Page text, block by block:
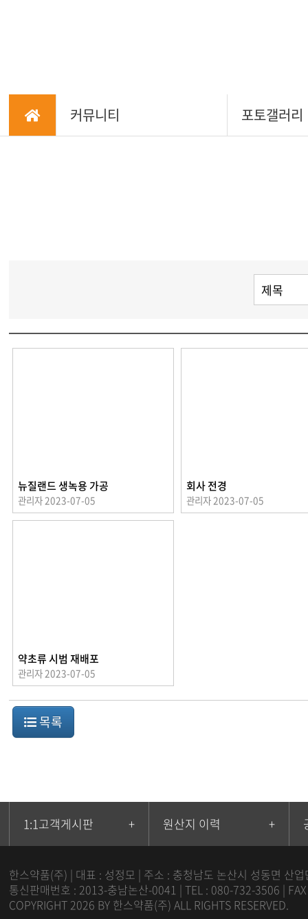
커뮤니티 포토갤러리
뉴질랜드 생녹용 가공
관리자 2023-07-05
회사 전경
관리자 2023-07-05
약초류 시범 재배포
관리자 2023-07-05
목록
1:1고객게시판 + 원산지 이력 +
한스약품(주) | 대표 : 성정모 | 주소 : 충청남도 논산시 성동면 산
통신판매번호 : 2013-충남논산-0041 | TEL : 080-732-3506 |
COPYRIGHT 2026 BY 한스약품(주) ALL RIGHTS RESERVED.